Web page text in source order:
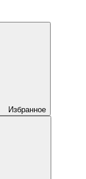
Избранное